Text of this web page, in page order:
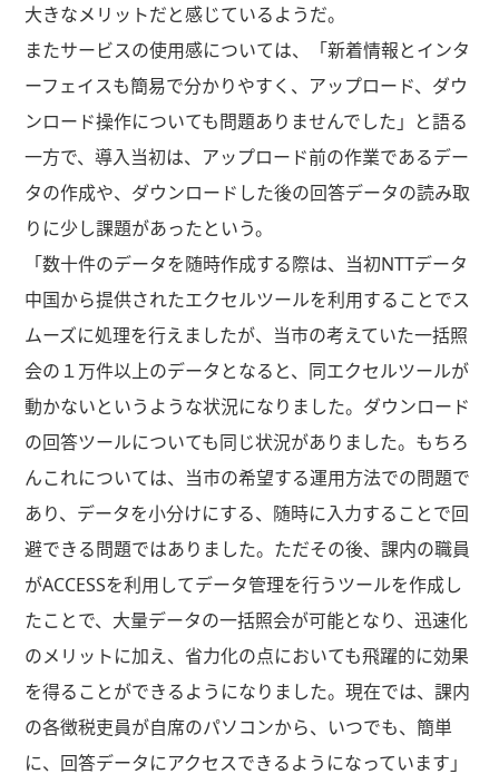
大きなメリットだと感じているようだ。
またサービスの使用感については、「新着情報とインタ
ーフェイスも簡易で分かりやすく、アップロード、ダウ
ンロード操作についても問題ありませんでした」と語る
一方で、導入当初は、アップロード前の作業であるデー
タの作成や、ダウンロードした後の回答データの読み取
りに少し課題があったという。
「数十件のデータを随時作成する際は、当初NTTデータ
中国から提供されたエクセルツールを利用することでス
ムーズに処理を行えましたが、当市の考えていた一括照
会の１万件以上のデータとなると、同エクセルツールが
動かないというような状況になりました。ダウンロード
の回答ツールについても同じ状況がありました。もちろ
んこれについては、当市の希望する運用方法での問題で
あり、データを小分けにする、随時に入力することで回
避できる問題ではありました。ただその後、課内の職員
がACCESSを利用してデータ管理を行うツールを作成し
たことで、大量データの一括照会が可能となり、迅速化
のメリットに加え、省力化の点においても飛躍的に効果
を得ることができるようになりました。現在では、課内
の各徴税吏員が自席のパソコンから、いつでも、簡単
に、回答データにアクセスできるようになっています」